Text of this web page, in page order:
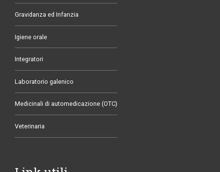
Gravidanza ed Infanzia
Igiene orale
Integratori
Laboratorio galenico
Medicinali di automedicazione (OTC)
Veterinaria